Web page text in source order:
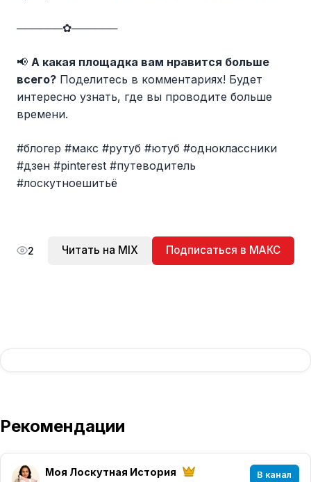
──────✿──────
📢 А какая площадка вам нравится больше
всего? Поделитесь в комментариях! Будет
интересно узнать, где вы проводите больше
времени.
#блогер #макс #рутуб #ютуб #одноклассники
#дзен #pinterest #путеводитель
#лоскутноешитьё
2 Читать на MIX Подписаться в МАКС
Рекомендации
Моя Лоскутная История В канал